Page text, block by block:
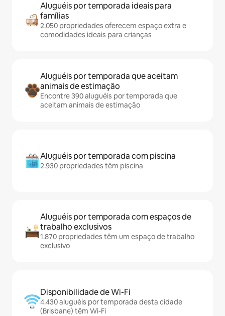
Aluguéis por temporada ideais para
famílias
2.050 propriedades oferecem espaço extra e
comodidades ideais para crianças
Aluguéis por temporada que aceitam
animais de estimação
Encontre 390 aluguéis por temporada que
aceitam animais de estimação
Aluguéis por temporada com piscina
2.930 propriedades têm piscina
Aluguéis por temporada com espaços de
trabalho exclusivos
1.870 propriedades têm um espaço de trabalho
exclusivo
Disponibilidade de Wi-Fi
4.430 aluguéis por temporada desta cidade
(Brisbane) têm Wi-Fi